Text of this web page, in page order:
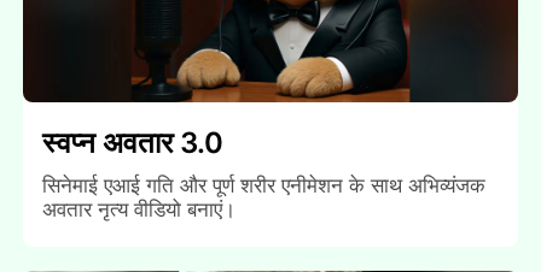
स्वप्न अवतार 3.0
सिनेमाई एआई गति और पूर्ण शरीर एनीमेशन के साथ अभिव्यंजक
अवतार नृत्य वीडियो बनाएं।